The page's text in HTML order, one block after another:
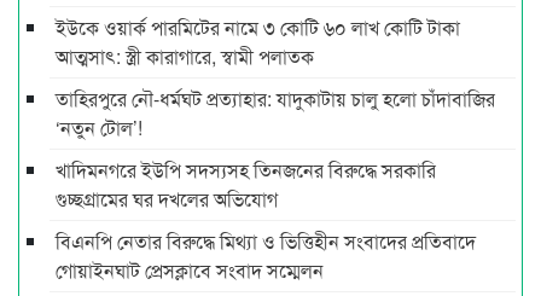
ইউকে ওয়ার্ক পারমিটের নামে ৩ কোটি ৬০ লাখ কোটি টাকা
আত্মসাৎ: স্ত্রী কারাগারে, স্বামী পলাতক
তাহিরপুরে নৌ-ধর্মঘট প্রত্যাহার: যাদুকাটায় চালু হলো চাঁদাবাজির
‘নতুন টোল’!
খাদিমনগরে ইউপি সদস্যসহ তিনজনের বিরুদ্ধে সরকারি
গুচ্ছগ্রামের ঘর দখলের অভিযোগ
বিএনপি নেতার বিরুদ্ধে মিথ্যা ও ভিত্তিহীন সংবাদের প্রতিবাদে
গোয়াইনঘাট প্রেসক্লাবে সংবাদ সম্মেলন